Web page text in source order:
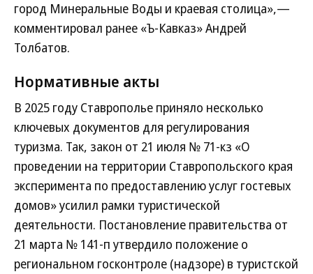
город Минеральные Воды и краевая столица»,—
комментировал ранее «Ъ-Кавказ» Андрей
Толбатов.
Нормативные акты
В 2025 году Ставрополье приняло несколько
ключевых документов для регулирования
туризма. Так, закон от 21 июля № 71-кз «О
проведении на территории Ставропольского края
эксперимента по предоставлению услуг гостевых
домов» усилил рамки туристической
деятельности. Постановление правительства от
21 марта № 141-п утвердило положение о
региональном госконтроле (надзоре) в туристской